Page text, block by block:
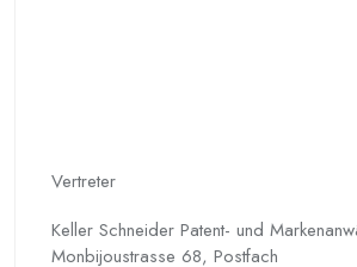
Vertreter
Keller Schneider Patent- und
Monbijoustrasse 68, Postfach